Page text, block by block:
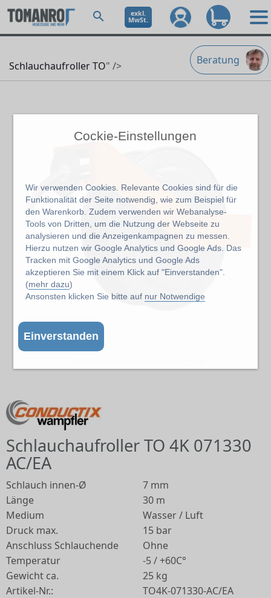
Cockie-Einstellungen
Wir verwenden Cookies. Relevante Cookies sind für die
Funktionalität der Seite notwendig, wie zum Beispiel für
den Warenkorb. Zudem verwenden wir Webanalyse-
Tools von Dritten, um die Nutzung der Webseite zu
analysieren und die Anzeigenkampagnen zu messen.
Hierzu nutzen wir Google Analytics und Google Ads. Das
Tracken mit Google Analytics und Google Ads
akzeptieren Sie mit einem Klick auf "Einverstanden".
(mehr dazu)
Ansonsten klicken Sie bitte auf nur Notwendige
Einverstanden
exkl.
MwSt.
Beratung
Schlauchaufroller TO" />
Schlauchaufroller TO 4K 071330
AC/EA
Schlauch innen-Ø
7 mm
Länge
30 m
Medium
Wasser / Luft
Druck max.
15 bar
Anschluss Schlauchende
Ohne
Temperatur
-5 / +60C°
Gewicht ca.
25 kg
Artikel-Nr.:
TO4K-071330-AC/EA